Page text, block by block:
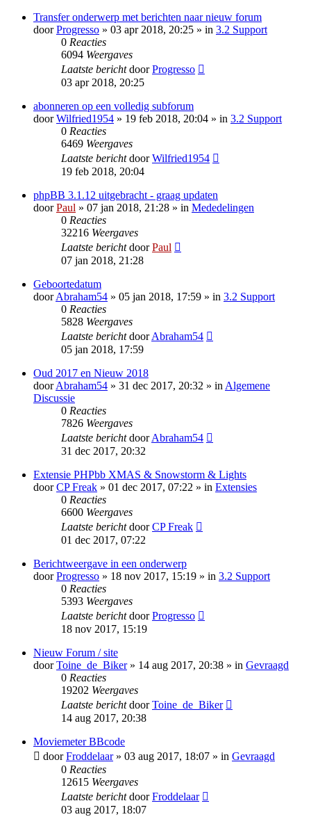
Transfer onderwerp met berichten naar nieuw forum
doorProgresso » 03 apr 2018, 20:25 » in 3.2 Support
0 Reacties
6094 Weergaves
Laatste berichtdoorProgresso
03 apr 2018, 20:25
abonneren op een volledig subforum
doorWilfried1954 » 19 feb 2018, 20:04 » in 3.2 Support
0 Reacties
6469 Weergaves
Laatste berichtdoorWilfried1954
19 feb 2018, 20:04
phpBB 3.1.12 uitgebracht - graag updaten
doorPaul » 07 jan 2018, 21:28 » in Mededelingen
0 Reacties
32216 Weergaves
Laatste berichtdoorPaul
07 jan 2018, 21:28
Geboortedatum
doorAbraham54 » 05 jan 2018, 17:59 » in 3.2 Support
0 Reacties
5828 Weergaves
Laatste berichtdoorAbraham54
05 jan 2018, 17:59
Oud 2017 en Nieuw 2018
doorAbraham54 » 31 dec 2017, 20:32 » inAlgemene
Discussie
0 Reacties
7826 Weergaves
Laatste berichtdoorAbraham54
31 dec 2017, 20:32
Extensie PHPbb XMAS & Snowstorm & Lights
doorCP Freak » 01 dec 2017, 07:22 » in Extensies
0 Reacties
6600 Weergaves
Laatste berichtdoorCP Freak
01 dec 2017, 07:22
Berichtweergave in een onderwerp
doorProgresso » 18 nov 2017, 15:19 » in 3.2 Support
0 Reacties
5393 Weergaves
Laatste berichtdoorProgresso
18 nov 2017, 15:19
Nieuw Forum / site
doorToine_de_Biker» 14 aug 2017, 20:38 » in Gevraagd
0 Reacties
19202 Weergaves
Laatste berichtdoorToine_de_Biker
14 aug 2017, 20:38
Moviemeter BBcode
doorFroddelaar» 03 aug 2017, 18:07 » in Gevraagd
0 Reacties
12615 Weergaves
Laatste berichtdoorFroddelaar
03 aug 2017, 18:07